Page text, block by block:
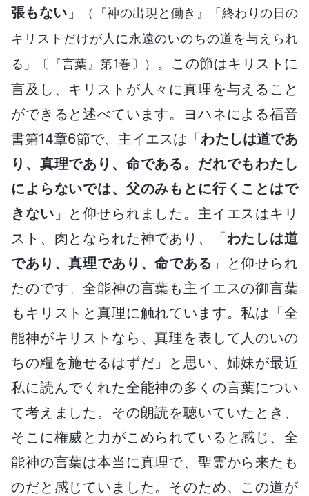
張もない 」
（『神の出現と働き』「終わりの日の
キリストだけが人に永遠のいのちの道を与えられ
る」〔『言葉』第1巻〕）
。この節はキリストに
言及し、キリストが人々に真理を与えること
ができると述べています。ヨハネによる福音
書第14章6節で、主イエスは「わたしは道であ
り、真理であり、命である。だれでもわたし
によらないでは、父のみもとに行くことはで
きない 」と仰せられました。主イエスはキリ
スト、肉となられた神であり、「わたしは道
であり、真理であり、命である 」と仰せられ
たのです。全能神の言葉も主イエスの御言葉
もキリストと真理に触れています。私は「全
能神がキリストなら、真理を表して人のいの
ちの糧を施せるはずだ」と思い、姉妹が最近
私に読んでくれた全能神の多くの言葉につい
て考えました。その朗読を聴いていたとき、
そこに権威と力がこめられていると感じ、全
能神の言葉は本当に真理で、聖霊から来たも
のだと感じていました。そのため、この道が